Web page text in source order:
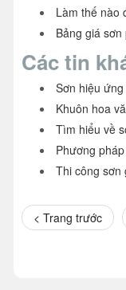
Làm thế nào
Bảng giá
Các tin
Sơn hiệu
Khuôn hoa
Tìm hiểu về
Phương
Thi công sơn
< Trang trước